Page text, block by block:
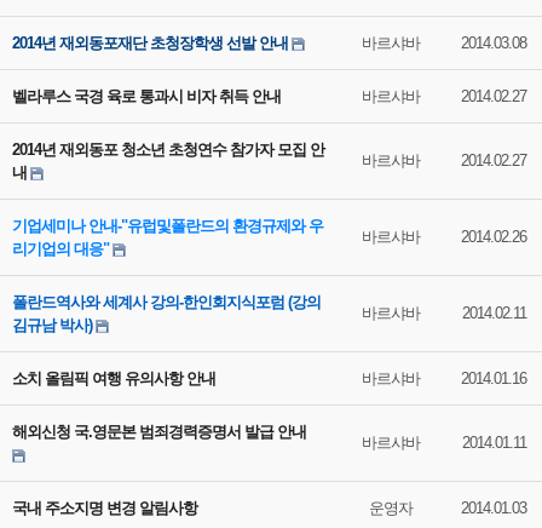
2014년 재외동포재단 초청장학생 선발 안내 바르샤바 2014.03.08
벨라루스 국경 육로 통과시 비자 취득 안내 바르샤바 2014.02.27
2014년 재외동포 청소년 초청연수 참가자 모집 안
내
바르샤바 2014.02.27
기업세미나 안내-"유럽및폴란드의 환경규제와 우
리기업의 대응"
바르샤바 2014.02.26
폴란드역사와 세계사 강의-한인회지식포럼 (강의
김규남 박사)
바르샤바 2014.02.11
소치 올림픽 여행 유의사항 안내 바르샤바 2014.01.16
해외신청 국.영문본 범죄경력증명서 발급 안내
바르샤바 2014.01.11
국내 주소지명 변경 알림사항 운영자 2014.01.03